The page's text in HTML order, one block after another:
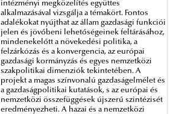
intézményi megközelítés együttes
alkalmazásával vizsgálja a témakört. Fontos
adalékokat nyújthat az állam gazdasági funkciói
jelen és jövőbeni lehetőségeinek feltárásához,
mindenekelőtt a növekedési politika, a
felzárkózás és a konvergencia, az európai
gazdasági kormányzás és egyes nemzetközi
szakpolitikai dimenziók tekintetében. A
projekt a magas színvonalú gazdaságelmélet és
a gazdaságpolitikai kutatások, s az európai és
nemzetközi összefüggések újszerű szintézisét
eredményezheti. A hazai és a nemzetközi